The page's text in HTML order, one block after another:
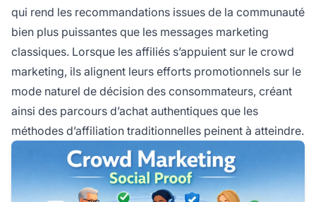
qui rend les recommandations issues de la communauté
bien plus puissantes que les messages marketing
classiques. Lorsque les affiliés s’appuient sur le crowd
marketing, ils alignent leurs efforts promotionnels sur le
mode naturel de décision des consommateurs, créant
ainsi des parcours d’achat authentiques que les
méthodes d’affiliation traditionnelles peinent à atteindre.